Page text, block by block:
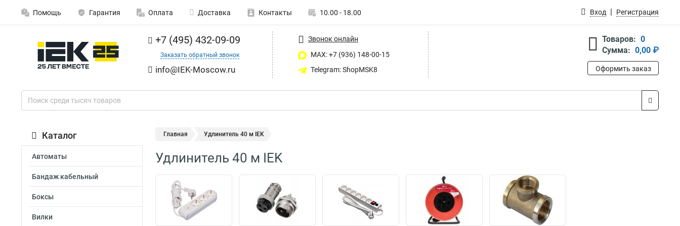
Помощь Гарантия Оплата Доставка Контакты 10.00 - 18.00 Вход Регистрация
+7 (495) 432-09-09
Заказать обратный звонок
info@IEK-Moscow.ru
Звонок онлайн
MAX: +7 (936) 148-00-15
Telegram: ShopMSK8
Товаров: 0
Сумма: 0,00 ₽
Оформить заказ
Каталог
Автоматы
Бандаж кабельный
Боксы
Вилки
Главная Удлинитель 40 м IEK
Удлинитель 40 м IEK